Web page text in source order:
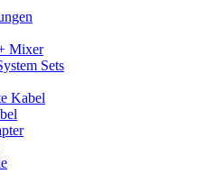
Mixer
Sets
Kabel